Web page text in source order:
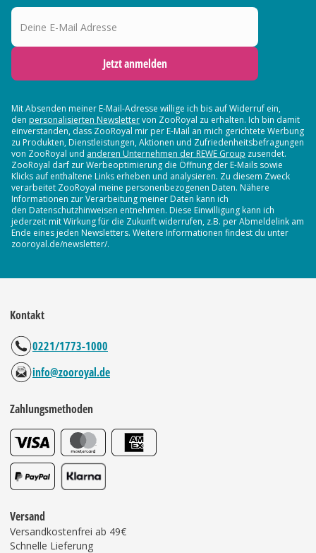
Deine E-Mail Adresse
Jetzt anmelden
Mit Absenden meiner E-Mail-Adresse willige ich bis auf Widerruf ein,
den personalisierten Newslettervon ZooRoyal zu erhalten. Ich bin damit
einverstanden, dass ZooRoyal mir per E-Mail an mich gerichtete Werbung
zu Produkten, Dienstleistungen, Aktionen und Zufriedenheitsbefragungen
von ZooRoyal und anderen Unternehmen der REWE Group zusendet.
ZooRoyal darf zur Werbeoptimierung die Öffnung der E-Mails sowie
Klicks auf enthaltene Links erheben und analysieren. Zu diesem Zweck
verarbeitet ZooRoyal meine personenbezogenen Daten. Nähere
Informationen zur Verarbeitung meiner Daten kann ich
den Datenschutzhinweisen entnehmen. Diese Einwilligung kann ich
jederzeit mit Wirkung für die Zukunft widerrufen, z.B. per Abmeldelink am
Ende eines jeden Newsletters. Weitere Informationen findest du unter
zooroyal.de/newsletter/.
Kontakt
0221/1773-1000
info@zooroyal.de
Zahlungsmethoden
Versand
Versandkostenfrei ab 49€
Schnelle Lieferung